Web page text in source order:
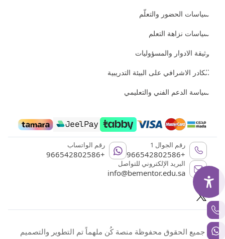
سياسات الحضور والتعلّم
سياسات نزاهة التعلم
وثيقة الادوار والمسؤوليات
الكادر الاشرافي على البيئة التدريبية
سياسة الدعم الفني والتعليمي
رقم الجوال 1
+966542802586
رقم الواتساب
+966542802586
البريد الإلكتروني للتواصل
info@bementor.edu.sa
جميع الحقوق محفوظة منصة كُن ملهماً تم التطوير والتصميم